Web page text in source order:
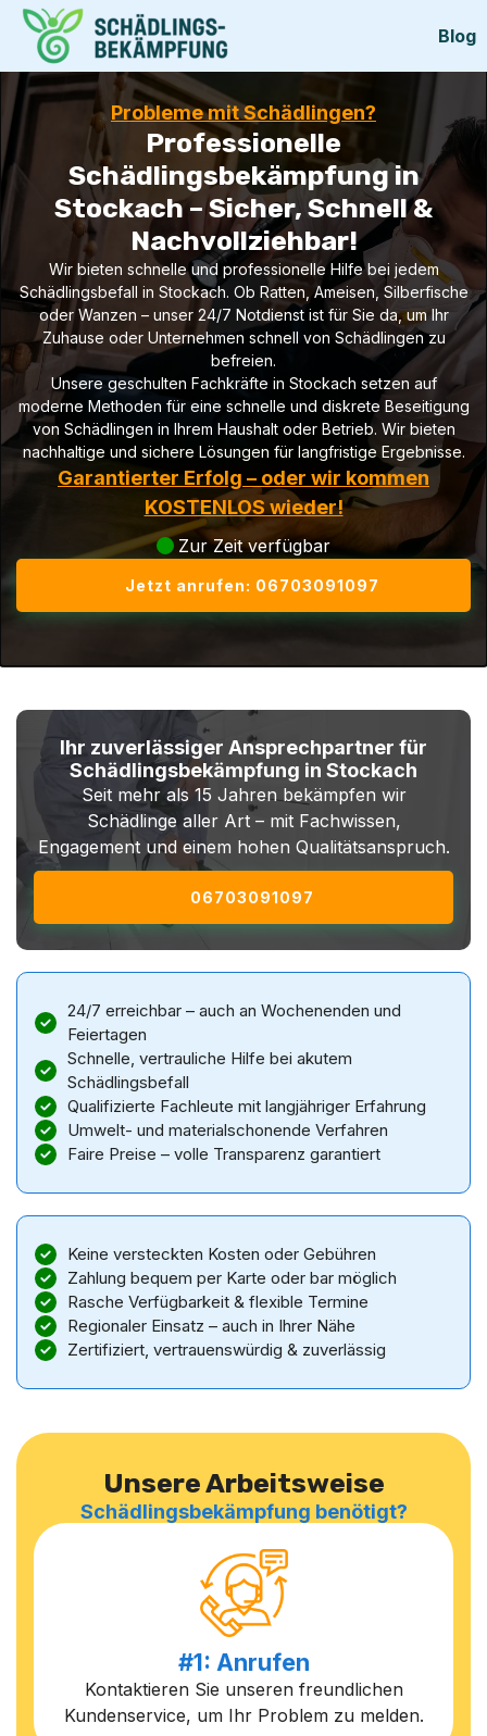
Blog
Probleme mit Schädlingen?
Professionelle
Schädlingsbekämpfung in
Stockach – Sicher, Schnell &
Nachvollziehbar!
Wir bieten schnelle und professionelle Hilfe bei jedem
Schädlingsbefall in Stockach. Ob Ratten, Ameisen, Silberfische
oder Wanzen – unser 24/7 Notdienst ist für Sie da, um Ihr
Zuhause oder Unternehmen schnell von Schädlingen zu
befreien.
Unsere geschulten Fachkräfte in Stockach setzen auf
moderne Methoden für eine schnelle und diskrete Beseitigung
von Schädlingen in Ihrem Haushalt oder Betrieb. Wir bieten
nachhaltige und sichere Lösungen für langfristige Ergebnisse.
Garantierter Erfolg – oder wir kommen
KOSTENLOS wieder!
Zur Zeit verfügbar
Jetzt anrufen: 06703091097
Ihr zuverlässiger Ansprechpartner für
Schädlingsbekämpfung in Stockach
Seit mehr als 15 Jahren bekämpfen wir
Schädlinge aller Art – mit Fachwissen,
Engagement und einem hohen Qualitätsanspruch.
06703091097
24/7 erreichbar – auch an Wochenenden und
Feiertagen
Schnelle, vertrauliche Hilfe bei akutem
Schädlingsbefall
Qualifizierte Fachleute mit langjähriger Erfahrung
Umwelt- und materialschonende Verfahren
Faire Preise – volle Transparenz garantiert
Keine versteckten Kosten oder Gebühren
Zahlung bequem per Karte oder bar möglich
Rasche Verfügbarkeit & flexible Termine
Regionaler Einsatz – auch in Ihrer Nähe
Zertifiziert, vertrauenswürdig & zuverlässig
Unsere Arbeitsweise
Schädlingsbekämpfung benötigt?
#1: Anrufen
Kontaktieren Sie unseren freundlichen
Kundenservice, um Ihr Problem zu melden.